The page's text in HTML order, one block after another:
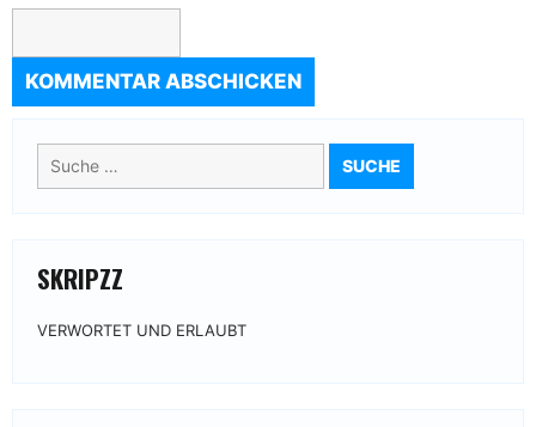
Suche
nach:
SKRIPZZ
VERWORTET UND ERLAUBT